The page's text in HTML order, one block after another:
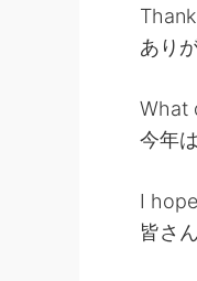
あり
What
今年
I
皆さ